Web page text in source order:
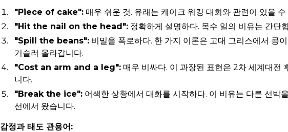
"Piece of cake": 매우 쉬운 것. 유래는 케이크 워킹 대회와 관련이 있을 수
"Hit the nail on the head": 정확하게 설명하다. 목수 일의 비유는 간단
"Spill the beans": 비밀을 폭로하다. 한 가지 이론은 고대 그리스에서 콩
거슬러 올라갑니다.
"Cost an arm and a leg": 매우 비싸다. 이 과장된 표현은 2차 세계대전
니다.
"Break the ice": 어색한 상황에서 대화를 시작하다. 이 비유는 다른 선박
선에서 왔습니다.
감정과 태도 관용어: